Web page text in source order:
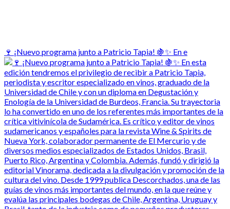
🍷 ¡Nuevo programa junto a Patricio Tapia! 🍇✨ En e